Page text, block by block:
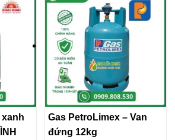
Gas PetroLimex – Van
đứng 12kg